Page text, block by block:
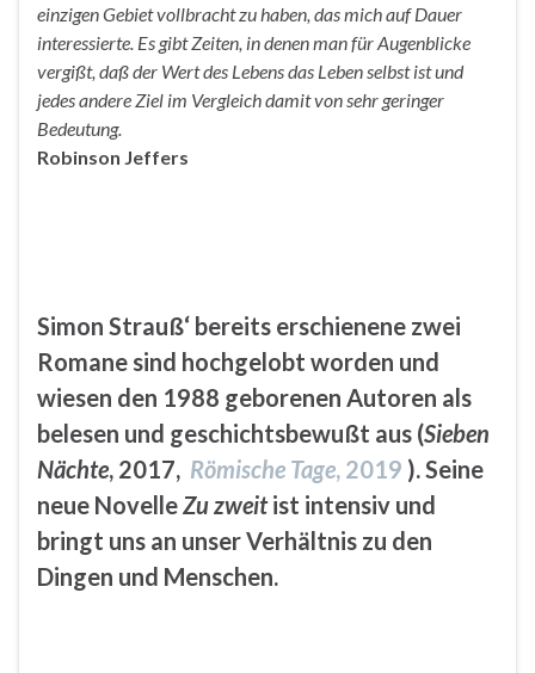
einzigen Gebiet vollbracht zu haben, das mich auf Dauer
interessierte. Es gibt Zeiten, in denen man für Augenblicke
vergißt, daß der Wert des Lebens das Leben selbst ist und
jedes andere Ziel im Vergleich damit von sehr geringer
Bedeutung.
Robinson Jeffers
Simon Strauß‘ bereits erschienene zwei
Romane sind hochgelobt worden und
wiesen den 1988 geborenen Autoren als
belesen und geschichtsbewußt aus (Sieben
Nächte, 2017, Römische Tage, 2019 ). Seine
neue NovelleZu zweitist intensiv und
bringt uns an unser Verhältnis zu den
Dingen und Menschen.